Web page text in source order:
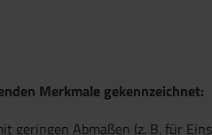
Merkmale gekennzeichnet:
geringen Abmaßen (z. B. für